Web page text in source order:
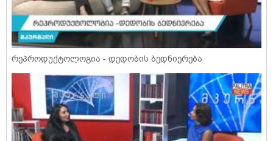
რეპროდუქტოლოგია - დედობის ბედნიერება